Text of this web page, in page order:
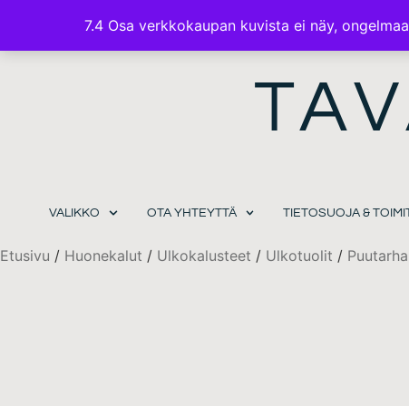
7.4 Osa verkkokaupan kuvista ei näy,
VALIKKO OTA YHTEYTTÄ TIETOSUOJA &
Etusivu / Huonekalut / Ulkokalusteet / Ulkotuolit /